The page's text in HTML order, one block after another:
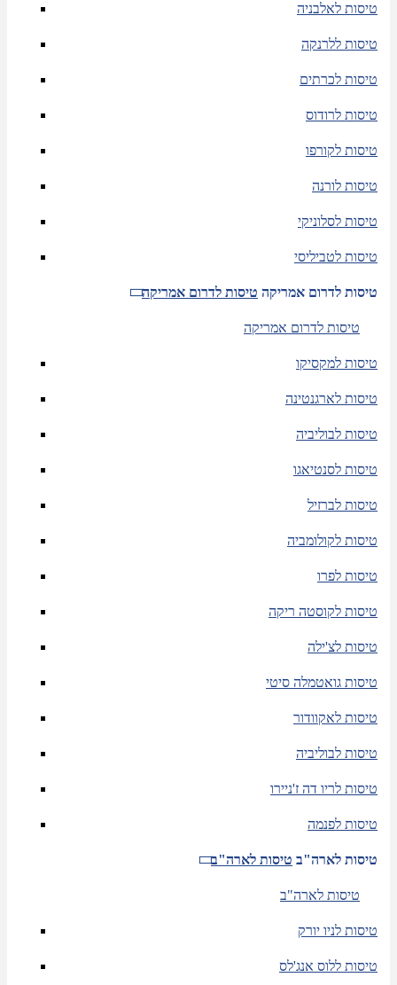
טיסות לאלבניה
טיסות ללרנקה
טיסות לכרתים
טיסות לרודוס
טיסות לקורפו
טיסות לורנה
טיסות לסלוניקי
טיסות לטביליסי
טיסות לדרום אמריקה טיסות לדרום אמריקה
טיסות לדרום אמריקה
טיסות למקסיקו
טיסות לארגנטינה
טיסות לבוליביה
טיסות לסנטיאגו
טיסות לברזיל
טיסות לקולומביה
טיסות לפרו
טיסות לקוסטה ריקה
טיסות לצ'ילה
טיסות גואטמלה סיטי
טיסות לאקוודור
טיסות לבוליביה
טיסות לריו דה ז'ניירו
טיסות לפנמה
טיסות לארה"ב טיסות לארה"ב
טיסות לארה"ב
טיסות לניו יורק
טיסות ללוס אנג'לס